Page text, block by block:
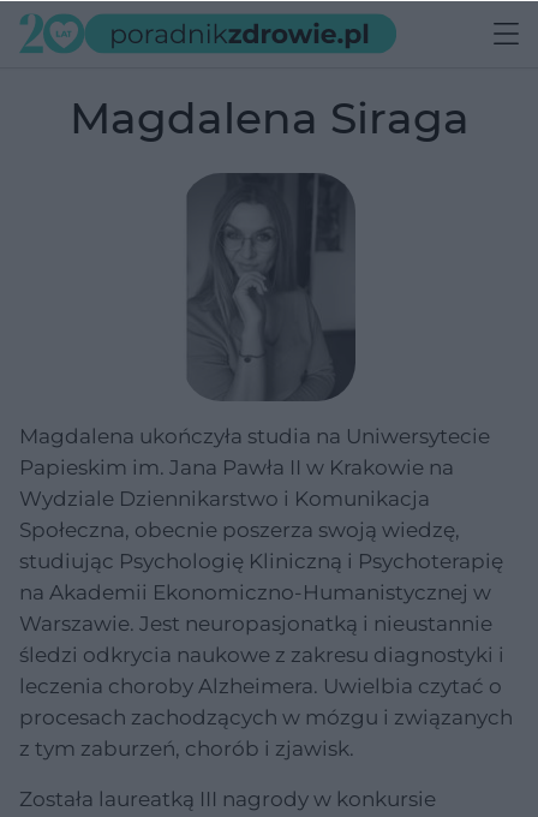
Magdalena Siraga
Magdalena ukończyła studia na Uniwersytecie
Papieskim im. Jana Pawła II w Krakowie na
Wydziale Dziennikarstwo i Komunikacja
Społeczna, obecnie poszerza swoją wiedzę,
studiując Psychologię Kliniczną i Psychoterapię
na Akademii Ekonomiczno-Humanistycznej w
Warszawie. Jest neuropasjonatką i nieustannie
śledzi odkrycia naukowe z zakresu diagnostyki i
leczenia choroby Alzheimera. Uwielbia czytać o
procesach zachodzących w mózgu i związanych
z tym zaburzeń, chorób i zjawisk.
Została laureatką III nagrody w konkursie